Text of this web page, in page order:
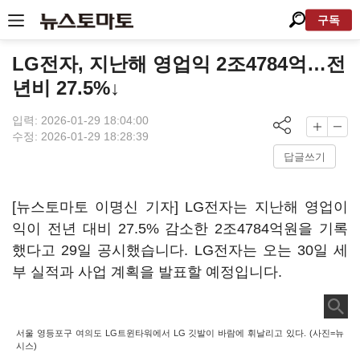
구독
LG전자, 지난해 영업익 2조4784억…전
년비 27.5%↓
입력: 2026-01-29 18:04:00
수정: 2026-01-29 18:28:39
답글쓰기
[뉴스토마토 이명신 기자] LG전자는 지난해 영업이
익이 전년 대비 27.5% 감소한 2조4784억원을 기록
했다고 29일 공시했습니다. LG전자는 오는 30일 세
부 실적과 사업 계획을 발표할 예정입니다.
서울 영등포구 여의도 LG트윈타워에서 LG 깃발이 바람에 휘날리고 있다. (사진=뉴
시스)